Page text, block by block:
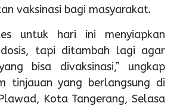
vaksinasi bagi masyarakat.
untuk hari ini menyiapkan
tapi ditambah lagi agar
bisa divaksinasi,” ungkap
tinjauan yang berlangsung di
Kota Tangerang, Selasa